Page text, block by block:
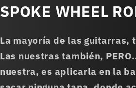
SPOKE WHEEL
La mayoría de las
Las nuestras también,
nuestra, es aplicarla en la